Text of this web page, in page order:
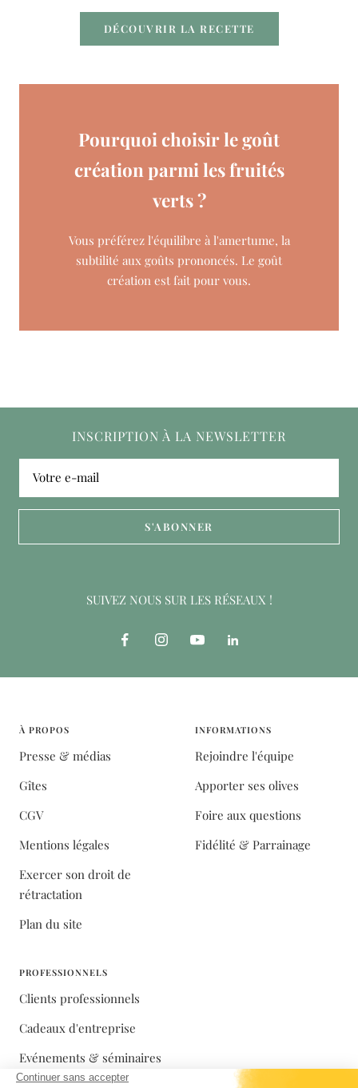
DÉCOUVRIR LA RECETTE
Pourquoi choisir le goût
création parmi les fruités
verts ?
Vous préférez l'équilibre à l'amertume, la
subtilité aux goûts prononcés. Le goût
création est fait pour vous.
INSCRIPTION À LA NEWSLETTER
Votre e-mail
S'ABONNER
SUIVEZ NOUS SUR LES RÉSEAUX !
À PROPOS
Presse & médias
Gîtes
CGV
Mentions légales
Exercer son droit de
rétractation
Plan du site
INFORMATIONS
Rejoindre l'équipe
Apporter ses olives
Foire aux questions
Fidélité & Parrainage
PROFESSIONNELS
Clients professionnels
Cadeaux d'entreprise
Evénements & séminaires